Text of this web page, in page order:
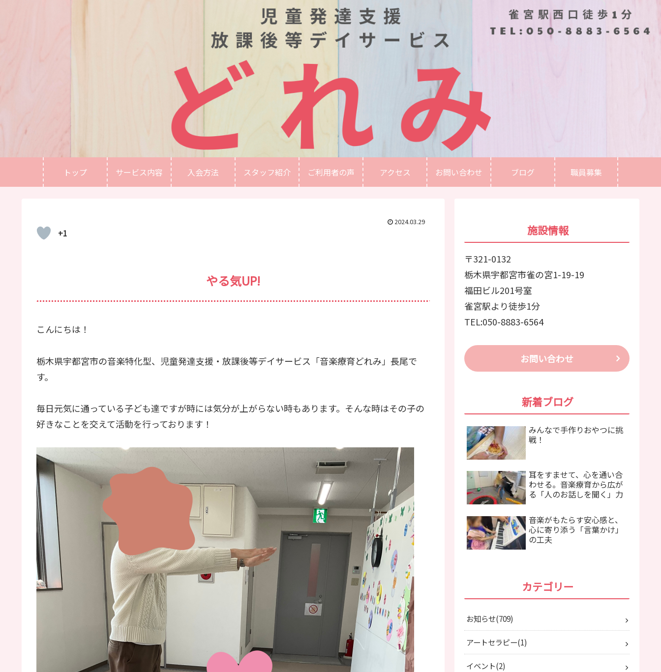
トップ サービス内容 入会方法 スタッフ紹介 ご利用者の声 アクセス お問い合わせ ブログ 職員募集
2024.03.29
+1
やる気UP!
こんにちは！
栃木県宇都宮市の音楽特化型、児童発達支援・放課後等デイサービス「音楽療育どれみ」長尾で
す。
毎日元気に通っている子ども達ですが時には気分が上がらない時もあります。そんな時はその子の
好きなことを交えて活動を行っております！
施設情報
〒321-0132
栃木県宇都宮市雀の宮1-19-19
福田ビル201号室
雀宮駅より徒歩1分
TEL:050-8883-6564
お問い合わせ
新着ブログ
みんなで手作りおやつに挑
戦！
耳をすませて、心を通い合
わせる。音楽療育から広が
る「人のお話しを聞く」力
音楽がもたらす安心感と、
心に寄り添う「言葉かけ」
の工夫
カテゴリー
お知らせ 709
アートセラピー 1
イベント 2